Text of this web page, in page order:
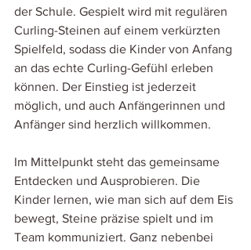
der Schule. Gespielt wird mit regulären
Curling-Steinen auf einem verkürzten
Spielfeld, sodass die Kinder von Anfang
an das echte Curling-Gefühl erleben
können. Der Einstieg ist jederzeit
möglich, und auch Anfängerinnen und
Anfänger sind herzlich willkommen.
Im Mittelpunkt steht das gemeinsame
Entdecken und Ausprobieren. Die
Kinder lernen, wie man sich auf dem Eis
bewegt, Steine präzise spielt und im
Team kommuniziert. Ganz nebenbei